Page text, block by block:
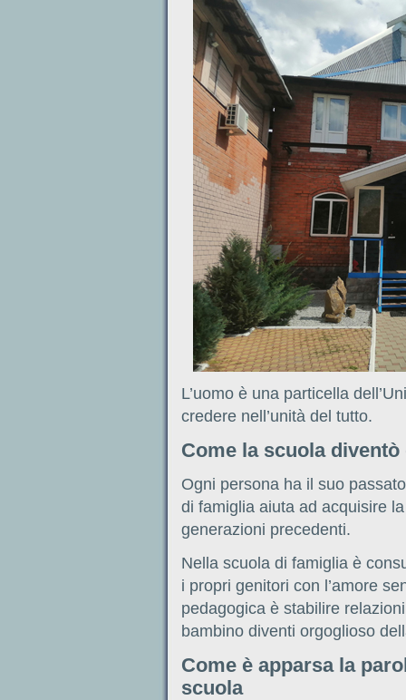
L’uomo è una particella
credere nell’unità del tutto.
Come la scuola
Ogni persona ha il suo
di famiglia aiuta ad acquisire
generazioni precedenti.
Nella scuola di famiglia è
i propri genitori con l’amore
pedagogica è stabilire
bambino diventi orgoglioso
Come è apparsa la
scuola